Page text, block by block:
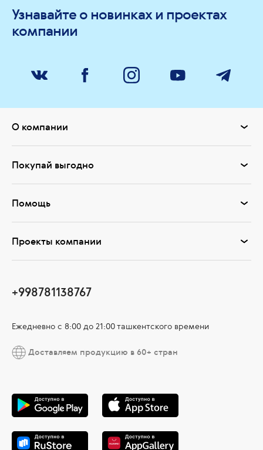
Узнавайте о новинках и проектах
компании
О компании
Покупай выгодно
Помощь
Проекты компании
+998781138767
Ежедневно с 8:00 до 21:00 ташкентского времени
Доставляем продукцию в 60+ стран